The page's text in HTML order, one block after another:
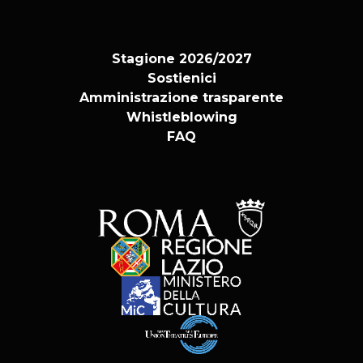
06.684000346 o all’indirizzo mail
promozione@teatrodiroma.net
Stagione 2026/2027
Sostienici
Amministrazione trasparente
Whistleblowing
FAQ